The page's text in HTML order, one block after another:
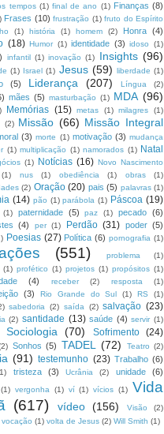
tempos (1) final de ano (1) Finanças (8)
Frases (10) frustração (1) fruto do Espírito
(1) história (1) homem (2) Honra (4)
(18) Humor (1) identidade (3) idoso (1)
infantil (1) inovação (1) Insights (96)
(1) Israel (1) Jesus (59) liberdade (1)
(5) Liderança (207) Língua (2)
mães (5) masturbação (1) MDA (96)
Memórias (15) metas (1) milagres
(1)
(2) Missão (66) Missão Integral
(3) morte (1) motivação (3) mudança
(1) multiplicação (1) namorados (1) Natal
(1) Notícias (16) Novo Nascimento
(1) nus (1) obediência (1) obras
(1)
(2) Oração (20) pais (5) palavras (1)
(14) pão (1) parábola (1) Páscoa (19)
(1) paternidade (5) paz (1) pecado (6)
(4) per (1) Perdão (31) poder (5)
Poesias (27) Política (6) pornografia (1)
(551) problema
(1)
(1) profético (1) projetos (1) propósitos (1)
(4) receber (2) resposta (1)
(3) Rio Grande do Sul (1) RS
(1)
sabedoria (2) saída (2) salvação (23)
(2) santidade (13) saúde (4) servir (1)
Sociologia (70) Sofrimento (24)
Sonhos (5) TADEL (72) Teatro (2)
(91) testemunho (23) Trabalho (6)
tristeza (3) Ucrânia (2) unidade (6)
(1) vergonha (1) ví (1) vícios (1) Vida
(617) vídeo (156) Visão
(2)
vocação (1) volta de Jesus (2) Will Smith (1)